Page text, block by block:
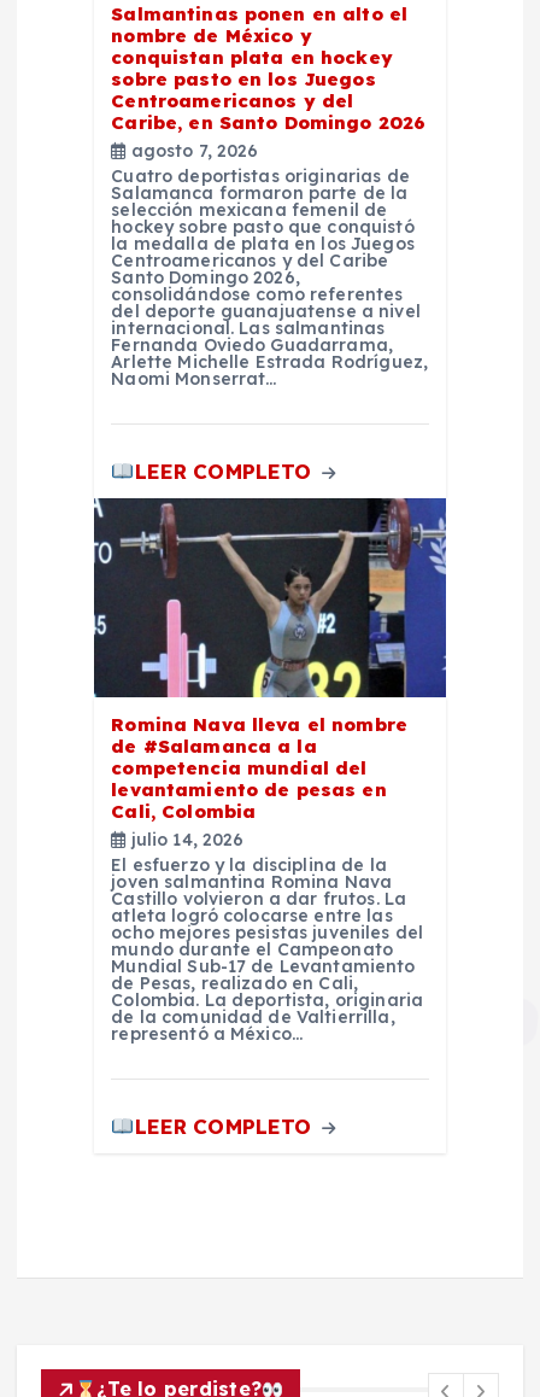
Salmantinas ponen en alto el
nombre de México y
conquistan plata en hockey
sobre pasto en los Juegos
Centroamericanos y del
Caribe, en Santo Domingo 2026
agosto 7, 2026
Cuatro deportistas originarias de
Salamanca formaron parte de la
selección mexicana femenil de
hockey sobre pasto que conquistó
la medalla de plata en los Juegos
Centroamericanos y del Caribe
Santo Domingo 2026,
consolidándose como referentes
del deporte guanajuatense a nivel
internacional. Las salmantinas
Fernanda Oviedo Guadarrama,
Arlette Michelle Estrada Rodríguez,
Naomi Monserrat…
LEER COMPLETO
Romina Nava lleva el nombre
de #Salamanca a la
competencia mundial del
levantamiento de pesas en
Cali, Colombia
julio 14, 2026
El esfuerzo y la disciplina de la
joven salmantina Romina Nava
Castillo volvieron a dar frutos. La
atleta logró colocarse entre las
ocho mejores pesistas juveniles del
mundo durante el Campeonato
Mundial Sub-17 de Levantamiento
de Pesas, realizado en Cali,
Colombia. La deportista, originaria
de la comunidad de Valtierrilla,
representó a México…
LEER COMPLETO
¿Te lo perdiste?